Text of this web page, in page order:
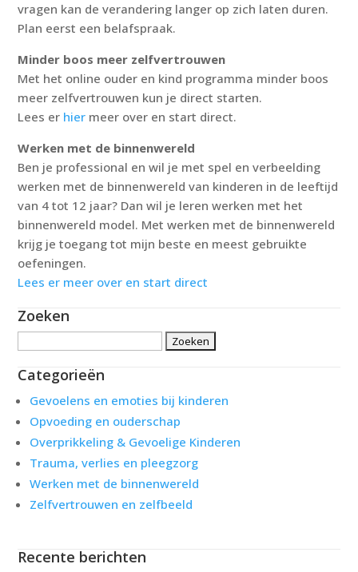
vragen kan de verandering langer op zich laten duren.
Plan eerst een belafspraak.
Minder boos meer zelfvertrouwen
Met het online ouder en kind programma minder boos
meer zelfvertrouwen kun je direct starten.
Lees er hier meer over en start direct.
Werken met de binnenwereld
Ben je professional en wil je met spel en verbeelding
werken met de binnenwereld van kinderen in de leeftijd
van 4 tot 12 jaar? Dan wil je leren werken met het
binnenwereld model. Met werken met de binnenwereld
krijg je toegang tot mijn beste en meest gebruikte
oefeningen.
Lees er meer over en start direct
Zoeken
Categorieën
Gevoelens en emoties bij kinderen
Opvoeding en ouderschap
Overprikkeling & Gevoelige Kinderen
Trauma, verlies en pleegzorg
Werken met de binnenwereld
Zelfvertrouwen en zelfbeeld
Recente berichten